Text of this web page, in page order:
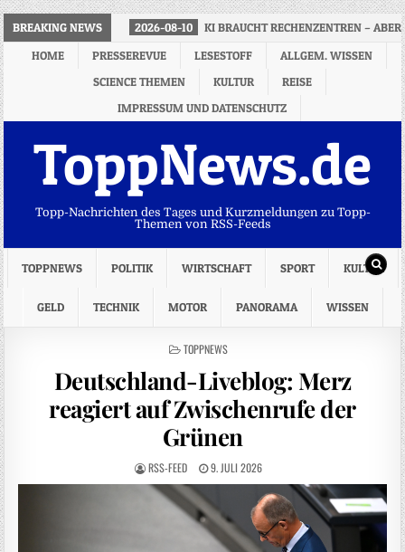
BREAKING NEWS 2026-08-10
KI BRAUCHT RECHENZENTREN –
HOME
PRESSEREVUE LESESTOFF
ALLGEM. WISSEN
SCIENCE THEMEN
KULTUR
REISE
IMPRESSUM UND DATENSCHUTZ
ToppNews.de
Topp-Nachrichten des Tages und Kurzmeldungen zu Topp-
Themen von RSS-Feeds
TOPPNEWS POLITIK WIRTSCHAFT SPORT KULTUR
GELD TECHNIK MOTOR PANORAMA WISSEN
POSTED
TOPPNEWS
Deutschland-Liveblog: Merz
reagiert auf Zwischenrufe der
Grünen
RSS-FEED 9. JULI 2026